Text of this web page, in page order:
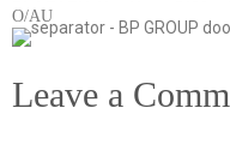
O/AU
Leave a